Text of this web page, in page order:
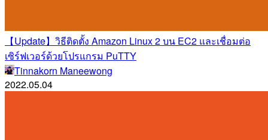
【Update】วิธีติดตั้ง Amazon Linux 2 บน EC2 และเชื่อมต่อ
เซิร์ฟเวอร์ด้วยโปรแกรม PuTTY
Tinnakorn Maneewong
2022.05.04